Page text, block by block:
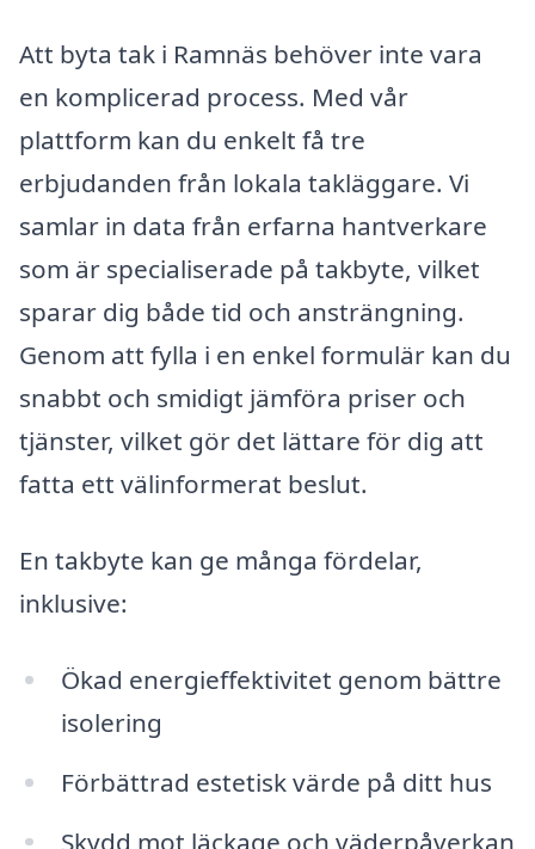
Att byta tak i Ramnäs behöver inte vara
en komplicerad process. Med vår
plattform kan du enkelt få tre
erbjudanden från lokala takläggare. Vi
samlar in data från erfarna hantverkare
som är specialiserade på takbyte, vilket
sparar dig både tid och ansträngning.
Genom att fylla i en enkel formulär kan du
snabbt och smidigt jämföra priser och
tjänster, vilket gör det lättare för dig att
fatta ett välinformerat beslut.
En takbyte kan ge många fördelar,
inklusive:
Ökad energieffektivitet genom bättre
isolering
Förbättrad estetisk värde på ditt hus
Skydd mot läckage och väderpåverkan